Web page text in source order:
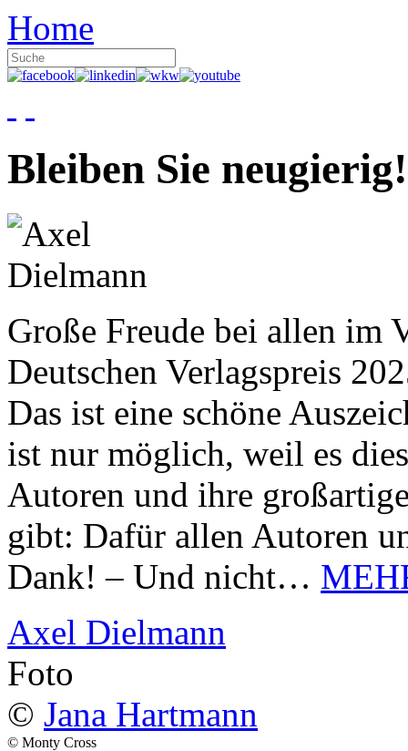
Home
Bleiben Sie neugierig!
Große Freude bei allen im
Deutschen Verlagspreis
Das ist eine schöne
ist nur möglich, weil es
Autoren und ihre
gibt: Dafür allen Autoren
Dank! – Und nicht…
Axel Dielmann
Foto
© Jana Hartmann
© Monty Cross